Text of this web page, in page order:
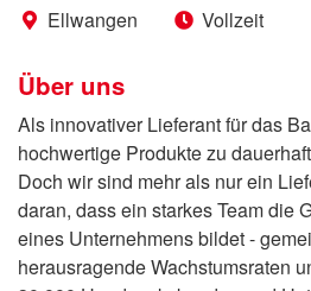
Ellwangen Vollzeit
Über uns
Als innovativer Lieferant für das
hochwertige Produkte zu
Doch wir sind mehr als nur ein
daran, dass ein starkes Team die
eines Unternehmens bildet -
herausragende Wachstumsraten